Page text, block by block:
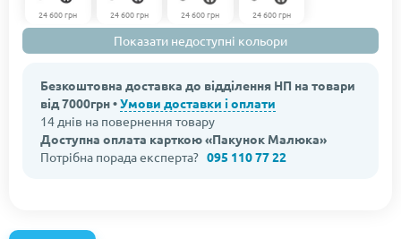
24 600 грн 24 600 грн 24 600 грн 24 600 грн
Показати недоступні кольори
Безкоштовна доставка до відділення НП на товари
від 7000грн •Умови доставки і оплати
14 днів на повернення товару
Доступна оплата карткою «Пакунок Малюка»
Потрібна порада експерта? 095 110 77 22